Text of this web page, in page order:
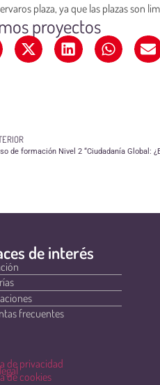
plaza, ya que las plazas son
proyectos
de interés
frecuentes
de privacidad
de cookies